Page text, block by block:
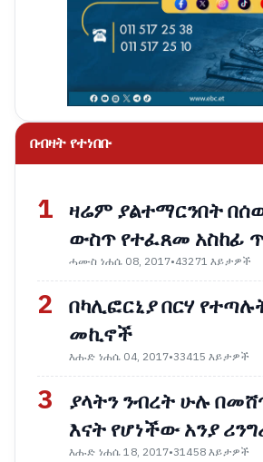
በብዛት የተነበቡ
1 ዛሬም ያልተማርንበት
ውስጥ የተፈጸመ አስከፊ
ሓሙስ ነሐሴ 08, 2017•43271 እይታዎች
2 በካሊፎርኒያ በርሃ
መኪኖች
እሑድ ነሐሴ 04, 2017•33415 እይታዎች
3
ያላትን ንብረት ሁሉ
እናት የሆነችው አንያ
እሑድ ነሐሴ 18, 2017•31458 እይታዎች